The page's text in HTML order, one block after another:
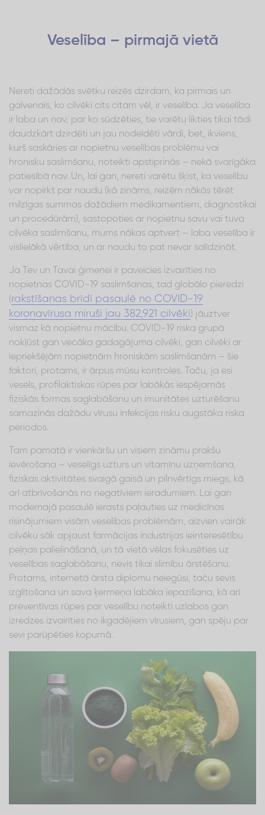
Veselība – pirmajā vietā
Nereti dažādās svētku reizēs dzirdam, ka pirmais un
galvenais, ko cilvēki cits citam vēl, ir veselība. Ja veselība
ir laba un nav, par ko sūdzēties, tie varētu likties tikai tādi
daudzkārt dzirdēti un jau nodeldēti vārdi, bet, ikviens,
kurš saskāries ar nopietnu veselības problēmu vai
hronisku saslimšanu, noteikti apstiprinās – nekā svarīgāka
patiesībā nav. Un, lai gan, nereti varētu šķist, ka veselību
var nopirkt par naudu (kā zināms, reizēm nākās tērēt
milzīgas summas dažādiem medikamentiem, diagnostikai
un procedūrām), sastopoties ar nopietnu savu vai tuva
cilvēka saslimšanu, mums nākas aptvert – laba veselība ir
vislielākā vērtība, un ar naudu to pat nevar salīdzināt.
Ja Tev un Tavai ģimenei ir paveicies izvairīties no
nopietnas COVID-19 saslimšanas, tad globālo pieredzi
(rakstīšanas brīdī pasaulē no COVID-19
koronavīrusa miruši jau 382,921 cilvēki) jāuztver
vismaz kā nopietnu mācību. COVID-19 riska grupā
nokļūst gan vecāka gadagājuma cilvēki, gan cilvēki ar
iepriekšējām nopietnām hroniskām saslimšanām – šie
faktori, protams, ir ārpus mūsu kontroles. Taču, ja esi
vesels, profilaktiskas rūpes par labākās iespējamās
fiziskās formas saglabāšanu un imunitātes uzturēšanu
samazinās dažādu vīrusu infekcijas risku augstāka riska
periodos.
Tam pamatā ir vienkāršu un visiem zināmu prakšu
ievērošana – veselīgs uzturs un vitamīnu uzņemšana,
fiziskas aktivitātes svaigā gaisā un pilnvērtīgs miegs, kā
arī atbrīvošanās no negatīviem ieradumiem. Lai gan
modernajā pasaulē ierasts paļauties uz medicīnas
risinājumiem visām veselības problēmām, aizvien vairāk
cilvēku sāk apjaust farmācijas industrijas ieinteresētību
peļņas palielināšanā, un tā vietā vēlas fokusēties uz
veselības saglabāšanu, nevis tikai slimību ārstēšanu.
Protams, internetā ārsta diplomu neiegūsi, taču sevis
izglītošana un sava ķermeņa labāka iepazīšana, kā arī
preventīvas rūpes par veselību noteikti uzlabos gan
izredzes izvairīties no ikgadējiem vīrusiem, gan spēju par
sevi parūpēties kopumā.